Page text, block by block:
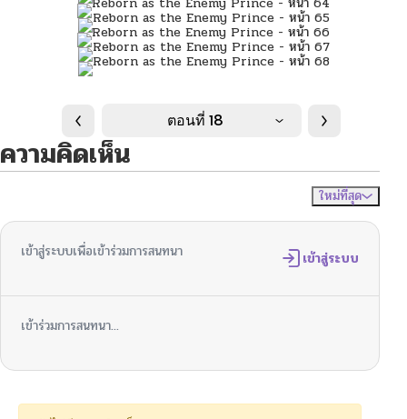
ตอนที่ 18
ความคิดเห็น
ใหม่ที่สุด
เข้าสู่ระบบเพื่อเข้าร่วมการสนทนา เข้าสู่ระบบ
เข้าร่วมการสนทนา...